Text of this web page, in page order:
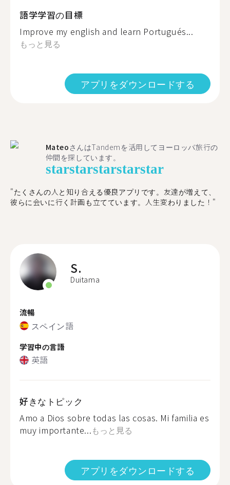
語学学習の目標
Improve my english and learn Portugués...
もっと見る
アプリをダウンロードする
Mateo さんはTandemを活用してヨーロッパ旅行の
仲間を探しています。
starstarstarstarstar
"たくさんの人と知り合える優良アプリです。友達が増えて、
彼らに会いに行く計画も立てています。人生変わりました！"
S.
Duitama
流暢
スペイン語
学習中の言語
英語
好きなトピック
Amo a Dios sobre todas las cosas. Mi familia es
muy importante...もっと見る
アプリをダウンロードする